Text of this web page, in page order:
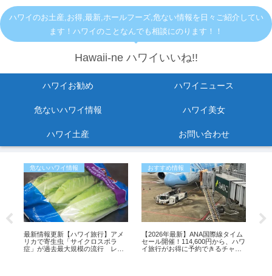
ハワイのお土産,お得,最新,ホールフーズ,危ない情報を日々ご紹介してい
ます！ハワイのことなんでも相談にのります！！
Hawaii-ne ハワイいいね!!
ハワイお勧め ハワイニュース
危ないハワイ情報 ハワイ美女
ハワイ土産 お問い合わせ
危ないハワイ情報
最新情報更新【ハワイ旅行】アメ
リカで寄生虫「サイクロスポラ
症」が過去最大規模の流行 レタ
おすすめ情報
【2026年最新】ANA国際線タイム
セール開催！114,600円から、ハワ
イ旅行がお得に予約できるチャン